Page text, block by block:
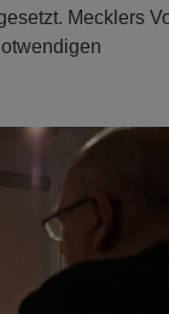
Mecklers